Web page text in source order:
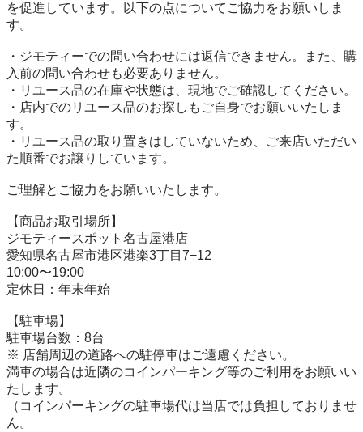
を促進しています。以下の点についてご協力をお願いしま
す。
・ジモティーでの問い合わせには返信できません。また、購
入前の問い合わせも必要ありません。
・リユース品の在庫や状態は、現地でご確認してください。
・店内でのリユース品のお探しもご自身でお願いいたしま
す。
・リユース品の取り置きはしていないため、ご来店いただい
た順番でお譲りしています。
ご理解とご協力をお願いいたします。
【商品お取引場所】
ジモティースポット名古屋港店
愛知県名古屋市港区港楽3丁目7−12
10:00〜19:00
定休日：年末年始
【駐⾞場】
駐車場台数：8台
※ 店舗周辺の道路への駐停車はご遠慮ください。
満車の場合は近隣のコインパーキング等のご利用をお願いい
たします。
（コインパーキングの駐車場代は当店では負担しておりませ
ん。